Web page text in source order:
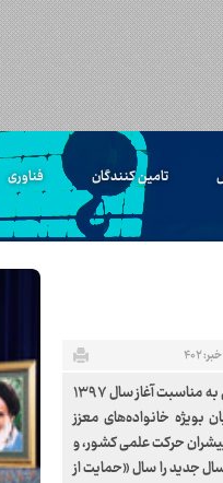
تامین کنندگان فناوری
۴۰۲
مقام معظم رهبری، رهبر معظم انقلاب اسلامی در پیامی به‌ مناسبت آغاز سال ۱۳۹۷
بویژه خانواده‌های معزز
حرکت علمی کشور، و
جدید را سال «حمایت از